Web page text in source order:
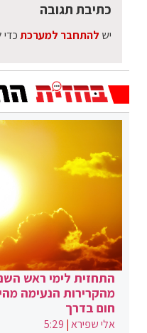
כתיבת תגובה
יש להתחבר למערכת
התחזית לימי ראש
מהקרירות הנעימה
חום בדרך
אלי שפירא|
5:29